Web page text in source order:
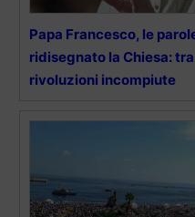
Papa Francesco, le
ridisegnato la Chiesa:
rivoluzioni incompiute